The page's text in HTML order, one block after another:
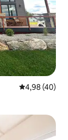
Gemiddelde
4,98 (40)